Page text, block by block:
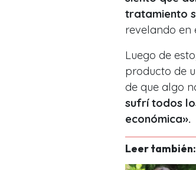
tratamiento
revelando en
Luego de
producto de
de que algo
sufrí todos
económica».
Leer también: